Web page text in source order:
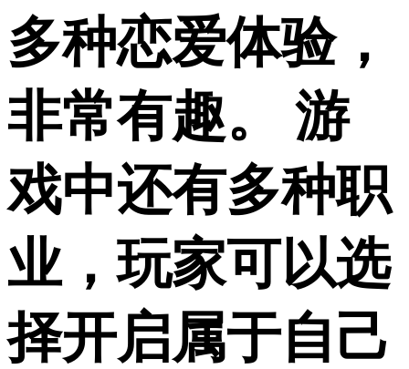
多种恋爱体验，
非常有趣。 游
戏中还有多种职
业，玩家可以选
择开启属于自己